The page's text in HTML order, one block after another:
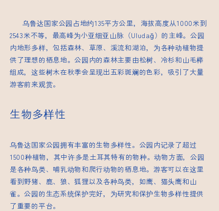
乌鲁达国家公园占地约135平方公里，海拔高度从1000米到
2543米不等，最高峰为小亚细亚山脉（Uludağ）的主峰。公园
内地形多样，包括森林、草原、溪流和湖泊，为各种动植物提
供了理想的栖息地。公园内的森林主要由松树、冷杉和山毛榉
组成，这些树木在秋季会呈现出五彩斑斓的色彩，吸引了大量
游客前来观赏。
生物多样性
乌鲁达国家公园拥有丰富的生物多样性。公园内记录了超过
1500种植物，其中许多是土耳其特有的物种。动物方面，公园
是各种鸟类、哺乳动物和爬行动物的栖息地。游客可以在这里
看到野猪、鹿、狼、狐狸以及各种鸟类，如鹰、猫头鹰和山
雀。公园的生态系统保护完好，为研究和保护生物多样性提供
了重要的平台。